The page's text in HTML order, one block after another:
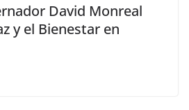
David Monreal
y el Bienestar en